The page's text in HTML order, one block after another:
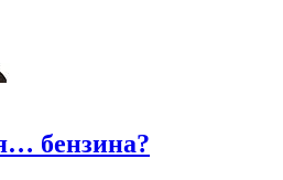
бензина?